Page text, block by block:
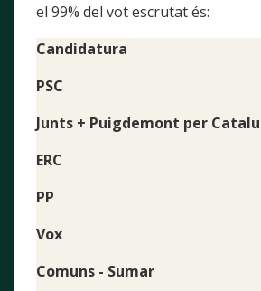
el 99% del vot escrutat és:
Candidatura
PSC
Junts + Puigdemont per
ERC
PP
Vox
Comuns - Sumar